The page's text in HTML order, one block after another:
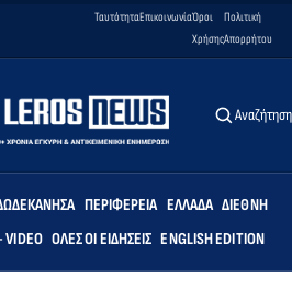
ΤαυτότηταΕπικοινωνίαΌροι
Χρήσης
Πολιτική
Απορρήτου
Αναζήτηση
ΠΕΡΙΦΈΡΕΙΑ ΕΛΛΆΔΑ ΔΙΕΘΝΉ
ΌΛΕΣ ΟΙ ΕΙΔΉΣΕΙΣ ENGLISH EDITION